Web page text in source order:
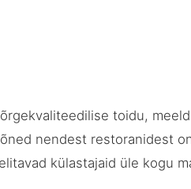
toidu,
nendest restoranidest
külastajaid üle kogu